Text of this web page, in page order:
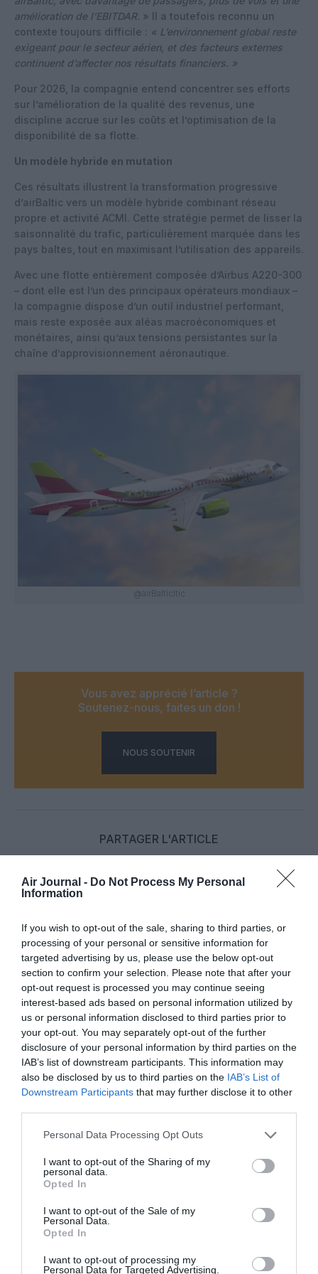
Air Journal - Do Not Process My Personal
Information
If you wish to opt-out of the sale, sharing to third parties, or
processing of your personal or sensitive information for
targeted advertising by us, please use the below opt-out
section to confirm your selection. Please note that after your
opt-out request is processed you may continue seeing
interest-based ads based on personal information utilized by
us or personal information disclosed to third parties prior to
your opt-out. You may separately opt-out of the further
disclosure of your personal information by third parties on the
IAB’s list of downstream participants. This information may
also be disclosed by us to third parties on the IAB’s List of
Downstream Participants that may further disclose it to other
Personal Data Processing Opt Outs
I want to opt-out of the Sharing of my
personal data.
Opted In
I want to opt-out of the Sale of my
Personal Data.
Opted In
I want to opt-out of processing my
Personal Data for Targeted Advertising.
amélioration de l’EBITDAR. » Il a toutefois reconnu un
contexte toujours difficile : « L’environnement global reste
exigeant pour le secteur aérien, et des facteurs externes
continuent d’affecter nos résultats financiers. »
Pour 2026, la compagnie entend concentrer ses efforts
sur l’amélioration de la qualité des revenus, une
discipline accrue sur les coûts et l’optimisation de la
disponibilité de sa flotte.
Un modèle hybride en mutation
Ces résultats illustrent la transformation progressive
d’airBaltic vers un modèle hybride combinant réseau
propre et activité ACMI. Cette stratégie permet de lisser la
saisonnalité du trafic, particulièrement marquée dans les
pays baltes, tout en maximisant l’utilisation des appareils.
Avec une flotte entièrement composée d’Airbus A220-300
– dont elle est l’un des principaux opérateurs mondiaux –
la compagnie dispose d’un outil industriel performant,
mais reste exposée aux aléas macroéconomiques et
monétaires, ainsi qu’aux tensions persistantes sur la
chaîne d’approvisionnement aéronautique.
@airBalticltic
Vous avez apprécié l’article ?
Soutenez-nous, faites un don !
NOUS SOUTENIR
PARTAGER L'ARTICLE
COMMENTAIRE(S)
Bencelloa commenté :
19 mai 2026 - 12 h 52 min
Air Baltic a également déclaré que la totalité de sa flotte
d’A220 était opérationnelle, ce qui est confirmé par le site
Airfleet.
Une très bonne nouvelle après le fiasco des moteurs P&W.
RÉPONDRE
Avec 70 millions d’euros de pertes au premier quadrimestre
2026 et 380 millions d’euros d’une obligation à 14,5%
pour airBaltic.